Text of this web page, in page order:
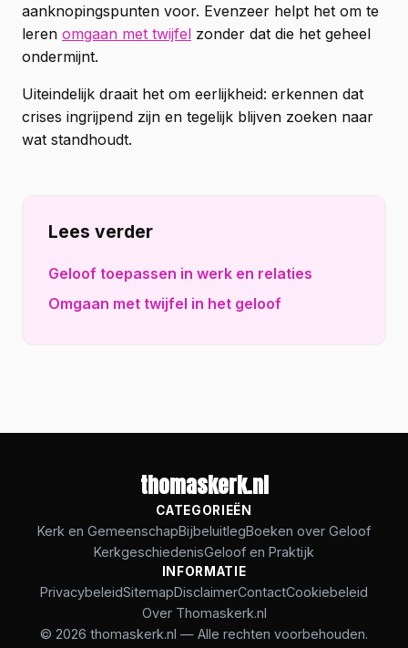
aanknopingspunten voor. Evenzeer helpt het om te
leren omgaan met twijfel zonder dat die het geheel
ondermijnt.
Uiteindelijk draait het om eerlijkheid: erkennen dat
crises ingrijpend zijn en tegelijk blijven zoeken naar
wat standhoudt.
Lees verder
Geloof toepassen in werk en relaties
Omgaan met twijfel in het geloof
thomaskerk.nl
CATEGORIEËN
Kerk en GemeenschapBijbeluitlegBoeken over Geloof
KerkgeschiedenisGeloof en Praktijk
INFORMATIE
PrivacybeleidSitemapDisclaimerContactCookiebeleid
Over Thomaskerk.nl
© 2026 thomaskerk.nl — Alle rechten voorbehouden.